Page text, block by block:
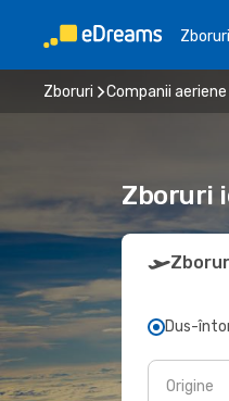
Zboruri
Zboruri Companii aeriene
Zboruri
Dus-
Origine